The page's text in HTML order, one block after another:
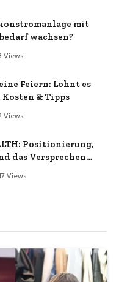
mit
wachsen?
Views
Feiern: Lohnt es
& Tipps
Views
Positionierung,
das Versprechen
Views